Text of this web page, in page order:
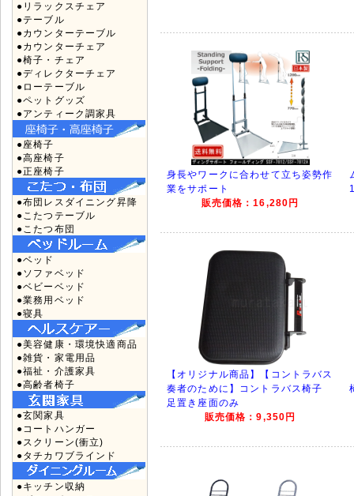
●リラックスチェア
●テーブル
●カウンターテーブル
●カウンターチェア
●椅子・チェア
●ディレクターチェア
●ローテーブル
●ペットグッズ
●アンティーク調家具
●座椅子
●高座椅子
●正座椅子
●布団レスダイニング昇降
●こたつテーブル
●こたつ布団
●ベッド
●ソファベッド
●ベビーベッド
●業務用ベッド
●寝具
●美容健康・環境快適商品
●雑貨・家電用品
●福祉・介護家具
●高齢者椅子
●玄関家具
●コートハンガー
●スクリーン(衝立)
●タチカワブラインド
●キッチン収納
身長やワークに合わせて立ち姿勢作
業をサポート
販売価格：16,280円
【オリジナル商品】【コントラバス
奏者のために】コントラバス椅子
足置き座面のみ
販売価格：9,350円